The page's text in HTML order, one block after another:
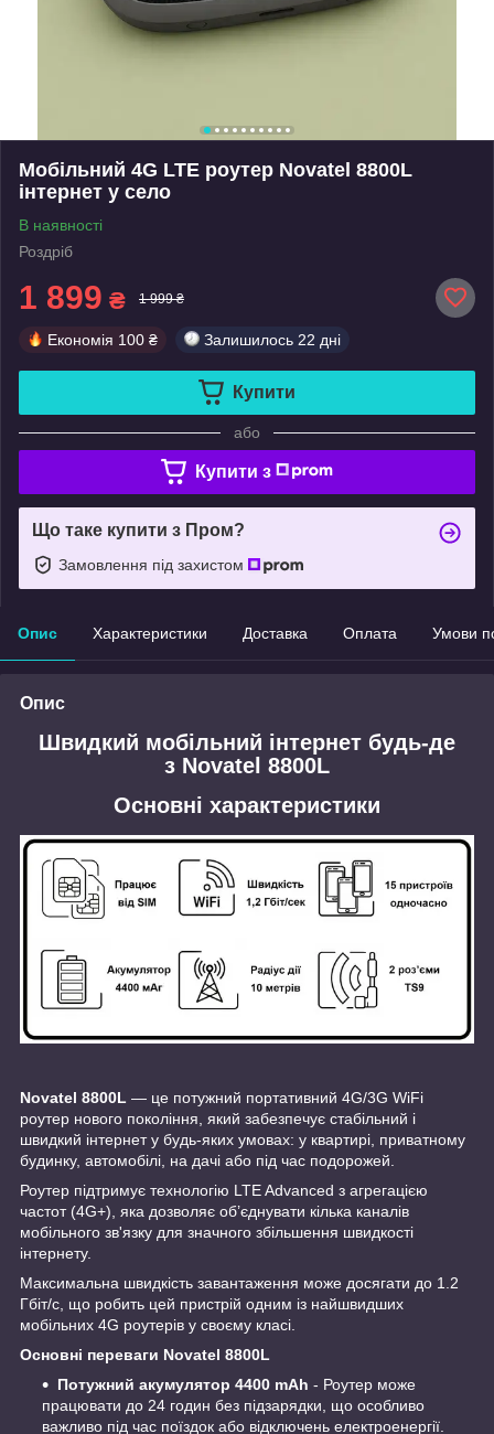
Мобільний 4G LTE роутер Novatel 8800L
інтернет у село
В наявності
Роздріб
1 899 ₴ 1 999 ₴
Економія 100 ₴ Залишилось 22 дні
Купити
або
Купити з
Що таке купити з Пром?
Замовлення під захистом
Опис Характеристики Доставка Оплата Умови
Опис
Швидкий мобільний інтернет будь-де
з Novatel 8800L
Основні характеристики
Novatel 8800L — це потужний портативний 4G/3G WiFi
роутер нового покоління, який забезпечує стабільний і
швидкий інтернет у будь-яких умовах: у квартирі, приватному
будинку, автомобілі, на дачі або під час подорожей.
Роутер підтримує технологію LTE Advanced з агрегацією
частот (4G+), яка дозволяє об’єднувати кілька каналів
мобільного зв'язку для значного збільшення швидкості
інтернету.
Максимальна швидкість завантаження може досягати до 1.2
Гбіт/с, що робить цей пристрій одним із найшвидших
мобільних 4G роутерів у своєму класі.
Основні переваги Novatel 8800L
Потужний акумулятор 4400 mAh - Роутер може
працювати до 24 годин без підзарядки, що особливо
важливо під час поїздок або відключень електроенергії.